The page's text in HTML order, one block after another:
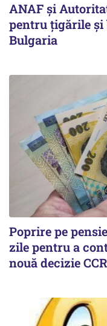
ANAF și
pentru țigările și
Bulgaria
Poprire pe
zile pentru a
nouă decizie CCR